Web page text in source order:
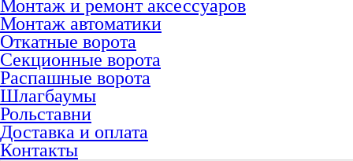
Монтаж и ремонт аксессуаров
Монтаж автоматики
Откатные ворота
Секционные ворота
Распашные ворота
Шлагбаумы
Рольставни
Доставка и оплата
Контакты